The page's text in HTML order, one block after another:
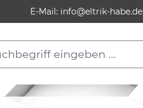
E-Mail: info@eltrik-habe.de